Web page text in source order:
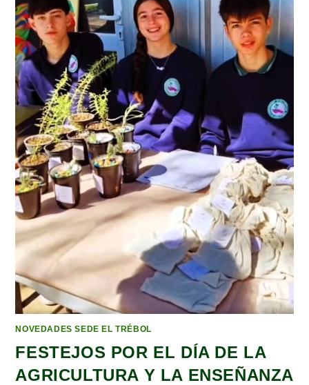
NOVEDADES SEDE EL TRÉBOL
FESTEJOS POR EL DÍA DE LA
AGRICULTURA Y LA ENSEÑANZA